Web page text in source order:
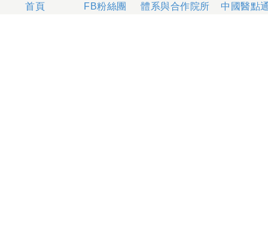
首頁 FB粉絲團 體系與合作院所 中國醫點